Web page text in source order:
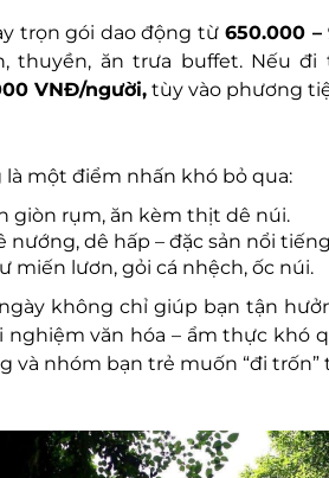
trọn gói dao động từ650.000 –
thuyền, ăn trưa buffet. Nếu
VNĐ/người, tùy vào phương
một điểm nhấn khó bỏ qua:
giòn rụm, ăn kèm thịt dê núi.
nướng, dê hấp – đặc sản nổi
miến lươn, gỏi cá nhệch, ốc núi.
không chỉ giúp bạn tận
văn hóa – ẩm thực khó
và nhóm bạn trẻ muốn “đi trốn”